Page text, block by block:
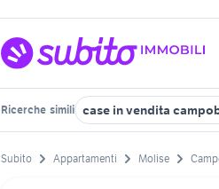
Ricerche simili case in vendita
Subito Appartamenti Molise